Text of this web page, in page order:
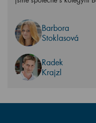
Barbora
Stoklasová
Radek
Krajzl